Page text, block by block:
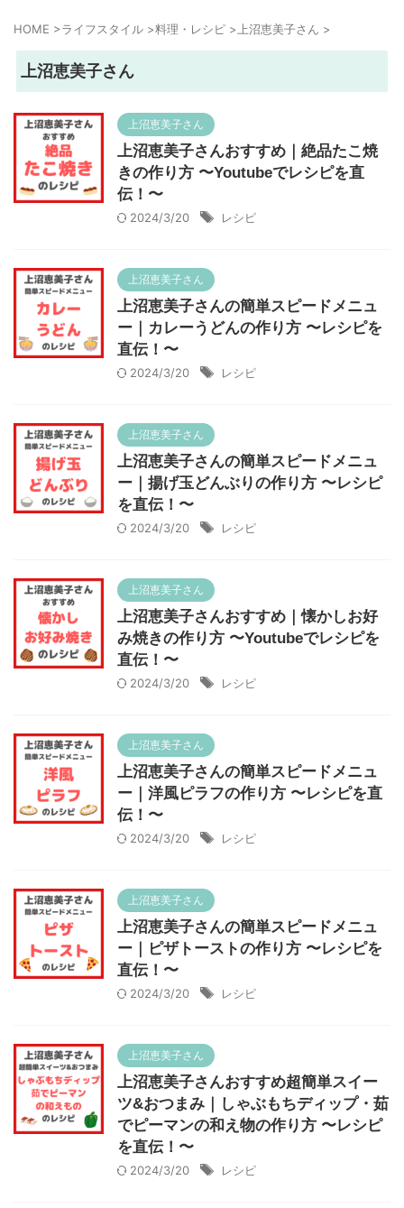
HOME >ライフスタイル >料理・レシピ > 上沼恵美子さん >
上沼恵美子さん
上沼恵美子さん
上沼恵美子さんおすすめ｜絶品たこ焼
きの作り方 〜Youtubeでレシピを直
伝！〜
2024/3/20 レシピ
上沼恵美子さん
上沼恵美子さんの簡単スピードメニュ
ー｜カレーうどんの作り方 〜レシピを
直伝！〜
2024/3/20 レシピ
上沼恵美子さん
上沼恵美子さんの簡単スピードメニュ
ー｜揚げ玉どんぶりの作り方 〜レシピ
を直伝！〜
2024/3/20 レシピ
上沼恵美子さん
上沼恵美子さんおすすめ｜懐かしお好
み焼きの作り方 〜Youtubeでレシピを
直伝！〜
2024/3/20 レシピ
上沼恵美子さん
上沼恵美子さんの簡単スピードメニュ
ー｜洋風ピラフの作り方 〜レシピを直
伝！〜
2024/3/20 レシピ
上沼恵美子さん
上沼恵美子さんの簡単スピードメニュ
ー｜ピザトーストの作り方 〜レシピを
直伝！〜
2024/3/20 レシピ
上沼恵美子さん
上沼恵美子さんおすすめ超簡単スイー
ツ&おつまみ｜しゃぶもちディップ・茹
でピーマンの和え物の作り方 〜レシピ
を直伝！〜
2024/3/20 レシピ